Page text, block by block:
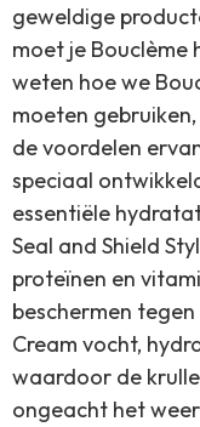
geweldige
moet je Bouclème
weten hoe we
moeten
de voordelen
speciaal
essentiële
Seal and Shield
proteïnen en
beschermen
Cream vocht,
waardoor de
ongeacht het